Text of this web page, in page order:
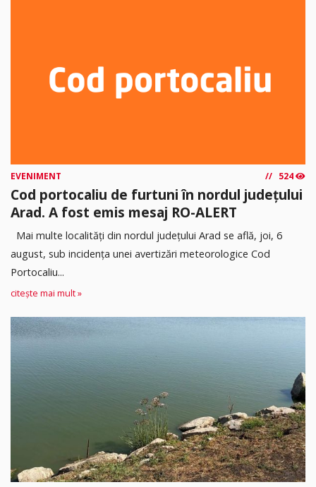
EVENIMENT 524
Cod portocaliu de furtuni în nordul județului
Arad. A fost emis mesaj RO-ALERT
Mai multe localități din nordul județului Arad se află, joi, 6
august, sub incidența unei avertizări meteorologice Cod
Portocaliu...
citește mai mult »